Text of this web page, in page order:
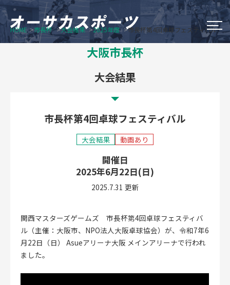
大阪市のスポーツイベント
Do Sports Fes Osaka
OSAKA シティウオーク
大阪市長杯
新着情報
CLOSE
HOME 市長杯 大会結果 2025年度 市長杯第4回卓球フェスティバル
大阪市長杯
大会結果
市長杯第4回卓球フェスティバル
大会結果 動画あり
開催日
2025年6月22日(日)
2025.7.31 更新
関西マスターズゲームズ 市長杯第4回卓球フェスティバ
ル（主催：大阪市、NPO法人大阪卓球協会）が、令和7年6
月22日（日） Asueアリーナ大阪 メインアリーナで行われ
ました。